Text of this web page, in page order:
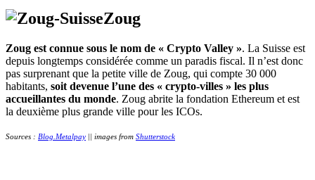
Zoug
Zoug est connue sous le nom de « Crypto Valley ». La Suisse est
depuis longtemps considérée comme un paradis fiscal. Il n’est donc
pas surprenant que la petite ville de Zoug, qui compte 30 000
habitants, soit devenue l’une des « crypto-villes » les plus
accueillantes du monde. Zoug abrite la fondation Ethereum et est
la deuxième plus grande ville pour les ICOs.
Sources : Blog.Metalpay || images from Shutterstock